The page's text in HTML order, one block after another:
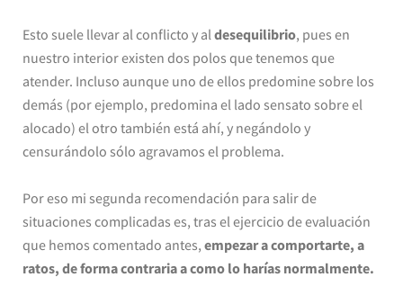
Esto suele llevar al conflicto y al desequilibrio, pues en
nuestro interior existen dos polos que tenemos que
atender. Incluso aunque uno de ellos predomine sobre los
demás (por ejemplo, predomina el lado sensato sobre el
alocado) el otro también está ahí, y negándolo y
censurándolo sólo agravamos el problema.
Por eso mi segunda recomendación para salir de
situaciones complicadas es, tras el ejercicio de evaluación
que hemos comentado antes, empezar a comportarte, a
ratos, de forma contraria a como lo harías normalmente.